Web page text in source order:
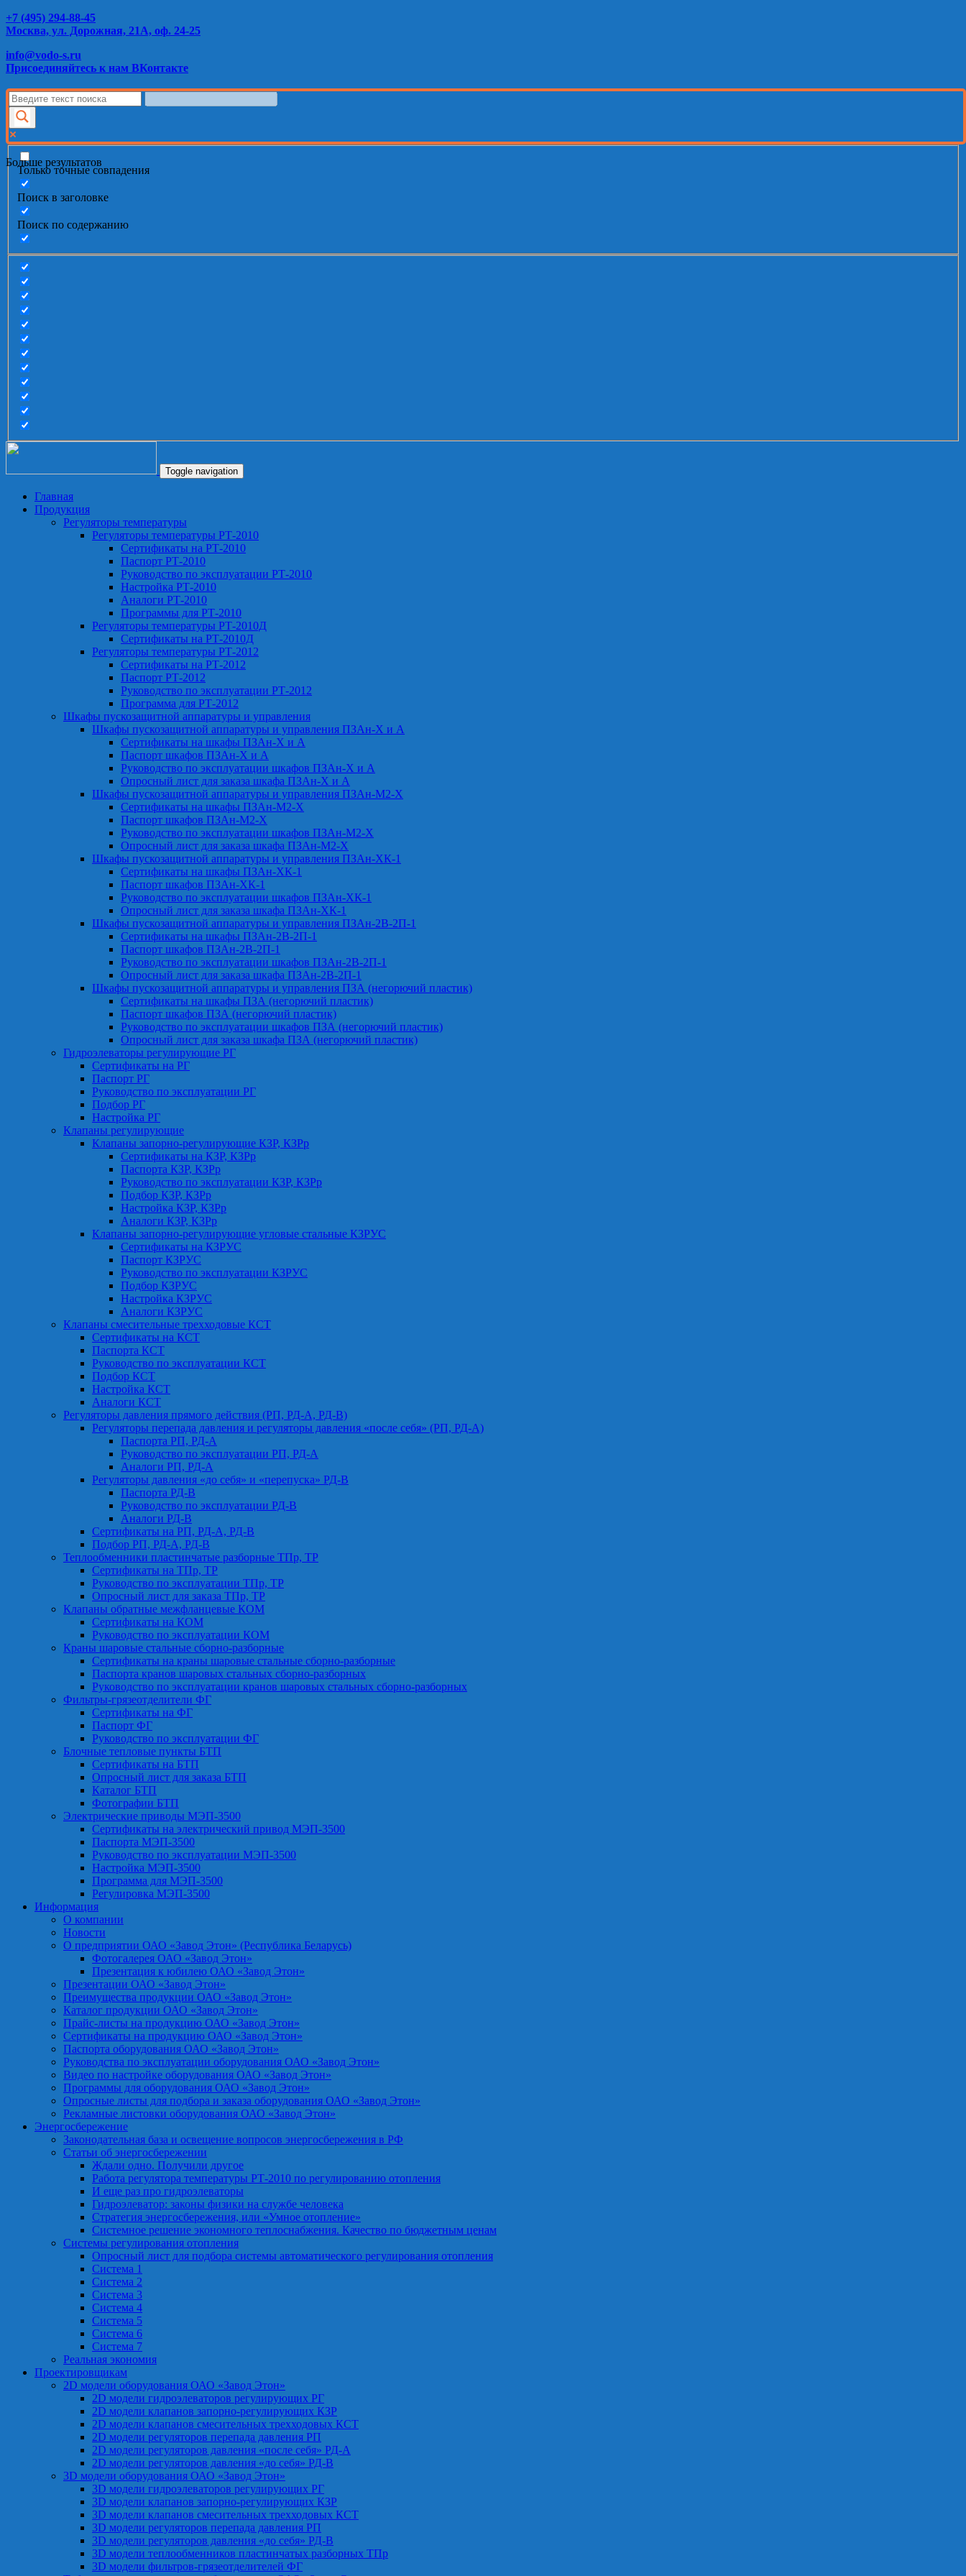
+7 (495) 294-88-45
Москва, ул. Дорожная, 21А, оф. 24-25
info@vodo-s.ru
Присоединяйтесь к нам ВКонтакте
Больше результатов
Только точные совпадения
Поиск в заголовке
Поиск по содержанию
Toggle navigation
Главная
Продукция
Регуляторы температуры
Регуляторы температуры РТ-2010
Сертификаты на РТ-2010
Паспорт РТ-2010
Руководство по эксплуатации РТ-2010
Настройка РТ-2010
Аналоги РТ-2010
Программы для РТ-2010
Регуляторы температуры РТ-2010Д
Сертификаты на РТ-2010Д
Регуляторы температуры РТ-2012
Сертификаты на РТ-2012
Паспорт РТ-2012
Руководство по эксплуатации РТ-2012
Программа для РТ-2012
Шкафы пускозащитной аппаратуры и управления
Шкафы пускозащитной аппаратуры и управления ПЗАн-Х и А
Сертификаты на шкафы ПЗАн-Х и А
Паспорт шкафов ПЗАн-Х и А
Руководство по эксплуатации шкафов ПЗАн-Х и А
Опросный лист для заказа шкафа ПЗАн-Х и А
Шкафы пускозащитной аппаратуры и управления ПЗАн-М2-Х
Сертификаты на шкафы ПЗАн-М2-Х
Паспорт шкафов ПЗАн-М2-Х
Руководство по эксплуатации шкафов ПЗАн-М2-Х
Опросный лист для заказа шкафа ПЗАн-М2-Х
Шкафы пускозащитной аппаратуры и управления ПЗАн-ХК-1
Сертификаты на шкафы ПЗАн-ХК-1
Паспорт шкафов ПЗАн-ХК-1
Руководство по эксплуатации шкафов ПЗАн-ХК-1
Опросный лист для заказа шкафа ПЗАн-ХК-1
Шкафы пускозащитной аппаратуры и управления ПЗАн-2В-2П-1
Сертификаты на шкафы ПЗАн-2В-2П-1
Паспорт шкафов ПЗАн-2В-2П-1
Руководство по эксплуатации шкафов ПЗАн-2В-2П-1
Опросный лист для заказа шкафа ПЗАн-2В-2П-1
Шкафы пускозащитной аппаратуры и управления ПЗА (негорючий пластик)
Сертификаты на шкафы ПЗА (негорючий пластик)
Паспорт шкафов ПЗА (негорючий пластик)
Руководство по эксплуатации шкафов ПЗА (негорючий пластик)
Опросный лист для заказа шкафа ПЗА (негорючий пластик)
Гидроэлеваторы регулирующие РГ
Сертификаты на РГ
Паспорт РГ
Руководство по эксплуатации РГ
Подбор РГ
Настройка РГ
Клапаны регулирующие
Клапаны запорно-регулирующие КЗР, КЗРр
Сертификаты на КЗР, КЗРр
Паспорта КЗР, КЗРр
Руководство по эксплуатации КЗР, КЗРр
Подбор КЗР, КЗРр
Настройка КЗР, КЗРр
Аналоги КЗР, КЗРр
Клапаны запорно-регулирующие угловые стальные КЗРУС
Сертификаты на КЗРУС
Паспорт КЗРУС
Руководство по эксплуатации КЗРУС
Подбор КЗРУС
Настройка КЗРУС
Аналоги КЗРУС
Клапаны смесительные трехходовые КСТ
Сертификаты на КСТ
Паспорта КСТ
Руководство по эксплуатации КСТ
Подбор КСТ
Настройка КСТ
Аналоги КСТ
Регуляторы давления прямого действия (РП, РД-А, РД-В)
Регуляторы перепада давления и регуляторы давления «после себя» (РП, РД-А)
Паспорта РП, РД-А
Руководство по эксплуатации РП, РД-А
Аналоги РП, РД-А
Регуляторы давления «до себя» и «перепуска» РД-В
Паспорта РД-В
Руководство по эксплуатации РД-В
Аналоги РД-В
Сертификаты на РП, РД-А, РД-В
Подбор РП, РД-А, РД-В
Теплообменники пластинчатые разборные ТПр, ТР
Сертификаты на ТПр, ТР
Руководство по эксплуатации ТПр, ТР
Опросный лист для заказа ТПр, ТР
Клапаны обратные межфланцевые КОМ
Сертификаты на КОМ
Руководство по эксплуатации КОМ
Краны шаровые стальные сборно-разборные
Сертификаты на краны шаровые стальные сборно-разборные
Паспорта кранов шаровых стальных сборно-разборных
Руководство по эксплуатации кранов шаровых стальных сборно-разборных
Фильтры-грязеотделители ФГ
Сертификаты на ФГ
Паспорт ФГ
Руководство по эксплуатации ФГ
Блочные тепловые пункты БТП
Сертификаты на БТП
Опросный лист для заказа БТП
Каталог БТП
Фотографии БТП
Электрические приводы МЭП-3500
Сертификаты на электрический привод МЭП-3500
Паспорта МЭП-3500
Руководство по эксплуатации МЭП-3500
Настройка МЭП-3500
Программа для МЭП-3500
Регулировка МЭП-3500
Информация
О компании
Новости
О предприятии ОАО «Завод Этон» (Республика Беларусь)
Фотогалерея ОАО «Завод Этон»
Презентация к юбилею ОАО «Завод Этон»
Презентации ОАО «Завод Этон»
Преимущества продукции ОАО «Завод Этон»
Каталог продукции ОАО «Завод Этон»
Прайс-листы на продукцию ОАО «Завод Этон»
Сертификаты на продукцию ОАО «Завод Этон»
Паспорта оборудования ОАО «Завод Этон»
Руководства по эксплуатации оборудования ОАО «Завод Этон»
Видео по настройке оборудования ОАО «Завод Этон»
Программы для оборудования ОАО «Завод Этон»
Опросные листы для подбора и заказа оборудования ОАО «Завод Этон»
Рекламные листовки оборудования ОАО «Завод Этон»
Энергосбережение
Законодательная база и освещение вопросов энергосбережения в РФ
Статьи об энергосбережении
Ждали одно. Получили другое
Работа регулятора температуры РТ-2010 по регулированию отопления
И еще раз про гидроэлеваторы
Гидроэлеватор: законы физики на службе человека
Стратегия энергосбережения, или «Умное отопление»
Системное решение экономного теплоснабжения. Качество по бюджетным ценам
Системы регулирования отопления
Опросный лист для подбора системы автоматического регулирования отопления
Система 1
Система 2
Система 3
Система 4
Система 5
Система 6
Система 7
Реальная экономия
Проектировщикам
2D модели оборудования ОАО «Завод Этон»
2D модели гидроэлеваторов регулирующих РГ
2D модели клапанов запорно-регулирующих КЗР
2D модели клапанов смесительных трехходовых КСТ
2D модели регуляторов перепада давления РП
2D модели регуляторов давления «после себя» РД-А
2D модели регуляторов давления «до себя» РД-В
3D модели оборудования ОАО «Завод Этон»
3D модели гидроэлеваторов регулирующих РГ
3D модели клапанов запорно-регулирующих КЗР
3D модели клапанов смесительных трехходовых КСТ
3D модели регуляторов перепада давления РП
3D модели регуляторов давления «до себя» РД-В
3D модели теплообменников пластинчатых разборных ТПр
3D модели фильтров-грязеотделителей ФГ